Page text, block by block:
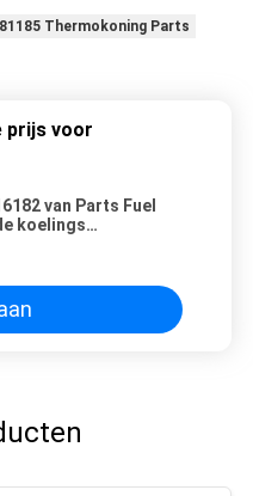
Thermokoning Parts
prijs voor
van Parts Fuel
koelings